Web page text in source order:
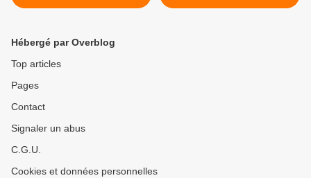
Hébergé par Overblog
Top articles
Pages
Contact
Signaler un abus
C.G.U.
Cookies et données personnelles